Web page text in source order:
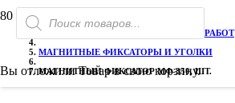
Поиск
товаров
Вы отложилиТоварв свою корзину.
ТОВАРЫ ДЛЯ ЭЛЕКТРОСВАРОЧНЫХ РАБОТ
МАГНИТНЫЕ ФИКСАТОРЫ И УГОЛКИ
МАГНИТНЫЙ ФИКСАТОР МФ-350, ШТ.
РАСПРОДАЖА!